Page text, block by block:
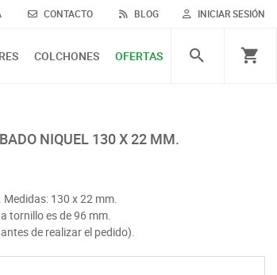
INICIAR SESIÓN
CONTACTO BLOG
COLCHONES OFERTAS
NIQUEL 130 X 22 MM.
130 x 22 mm.
tornillo es de 96 mm.
de realizar el pedido).